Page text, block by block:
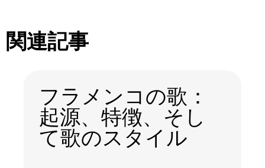
関連記事
フラメンコの歌：
起源、特徴、そし
て歌のスタイル